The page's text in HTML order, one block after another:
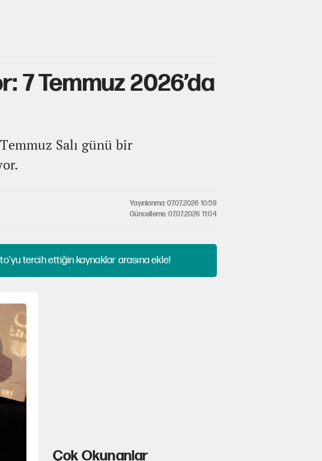
7 Temmuz 2026’da
Salı günü bir
Yayınlanma: 07.07.2026 10:59
Güncelleme: 07.07.2026 11:04
tercih ettiğin kaynaklar arasına ekle!
Çok Okunanlar